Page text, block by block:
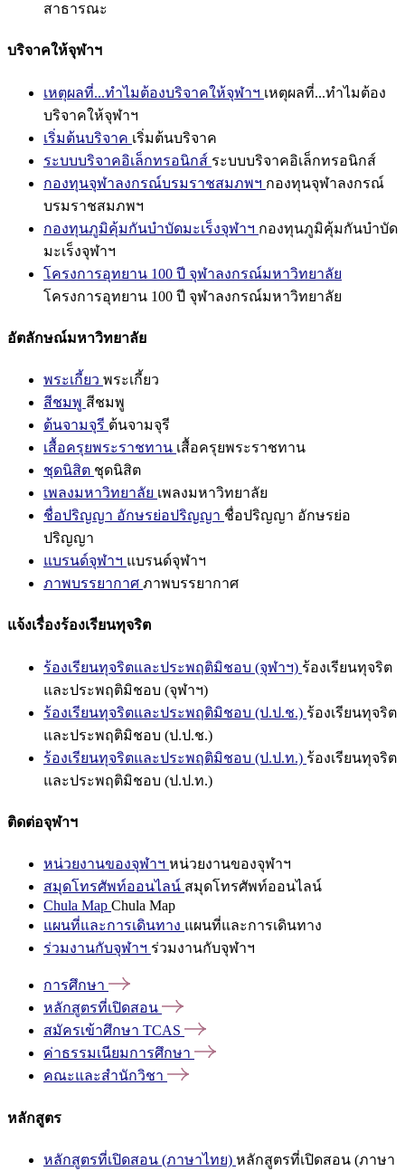
สาธารณะ
บริจาคให้จุฬาฯ
เหตุผลที่...ทำไมต้องบริจาคให้จุฬาฯ เหตุผลที่...ทำไมต้อง
บริจาคให้จุฬาฯ
เริ่มต้นบริจาค เริ่มต้นบริจาค
ระบบบริจาคอิเล็กทรอนิกส์ ระบบบริจาคอิเล็กทรอนิกส์
กองทุนจุฬาลงกรณ์บรมราชสมภพฯ กองทุนจุฬาลงกรณ์
บรมราชสมภพฯ
กองทุนภูมิคุ้มกันบำบัดมะเร็งจุฬาฯ กองทุนภูมิคุ้มกันบำบัด
มะเร็งจุฬาฯ
โครงการอุทยาน 100 ปี จุฬาลงกรณ์มหาวิทยาลัย
โครงการอุทยาน 100 ปี จุฬาลงกรณ์มหาวิทยาลัย
อัตลักษณ์มหาวิทยาลัย
พระเกี้ยว พระเกี้ยว
สีชมพู สีชมพู
ต้นจามจุรี ต้นจามจุรี
เสื้อครุยพระราชทาน เสื้อครุยพระราชทาน
ชุดนิสิต ชุดนิสิต
เพลงมหาวิทยาลัย เพลงมหาวิทยาลัย
ชื่อปริญญา อักษรย่อปริญญา ชื่อปริญญา อักษรย่อ
ปริญญา
แบรนด์จุฬาฯ แบรนด์จุฬาฯ
ภาพบรรยากาศ ภาพบรรยากาศ
แจ้งเรื่องร้องเรียนทุจริต
ร้องเรียนทุจริตและประพฤติมิชอบ (จุฬาฯ) ร้องเรียนทุจริต
และประพฤติมิชอบ (จุฬาฯ)
ร้องเรียนทุจริตและประพฤติมิชอบ (ป.ป.ช.) ร้องเรียนทุจริต
และประพฤติมิชอบ (ป.ป.ช.)
ร้องเรียนทุจริตและประพฤติมิชอบ (ป.ป.ท.) ร้องเรียนทุจริต
และประพฤติมิชอบ (ป.ป.ท.)
ติดต่อจุฬาฯ
หน่วยงานของจุฬาฯ หน่วยงานของจุฬาฯ
สมุดโทรศัพท์ออนไลน์ สมุดโทรศัพท์ออนไลน์
Chula Map Chula Map
แผนที่และการเดินทาง แผนที่และการเดินทาง
ร่วมงานกับจุฬาฯ ร่วมงานกับจุฬาฯ
การศึกษา
หลักสูตรที่เปิดสอน
สมัครเข้าศึกษา TCAS
ค่าธรรมเนียมการศึกษา
คณะและสำนักวิชา
หลักสูตร
หลักสูตรที่เปิดสอน (ภาษาไทย) หลักสูตรที่เปิดสอน (ภาษา